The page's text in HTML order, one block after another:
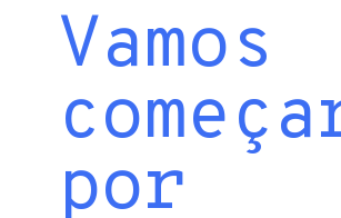
Vamos
por